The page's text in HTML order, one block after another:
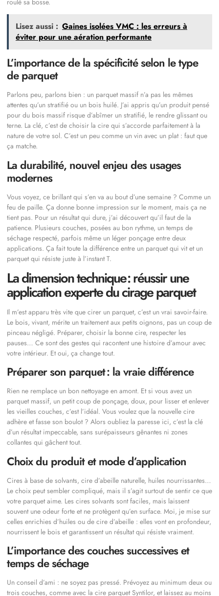
Lisez aussi : Gaines isolées VMC : les erreurs à
éviter pour une aération performante
L’importance de la spécificité selon le type
de parquet
Parlons peu, parlons bien : un parquet massif n’a pas les mêmes
attentes qu’un stratifié ou un bois huilé. J’ai appris qu’un produit pensé
pour du bois massif risque d’abîmer un stratifié, le rendre glissant ou
terne. La clé, c’est de choisir la cire qui s’accorde parfaitement à la
nature de votre sol. C’est un peu comme un vin avec un plat : faut que
ça matche.
La durabilité, nouvel enjeu des usages
modernes
Vous voyez, ce brillant qui s’en va au bout d’une semaine ? Comme un
feu de paille. Ça donne bonne impression sur le moment, mais ça ne
tient pas. Pour un résultat qui dure, j’ai découvert qu’il faut de la
patience. Plusieurs couches, posées au bon rythme, un temps de
séchage respecté, parfois même un léger ponçage entre deux
applications. Ça fait toute la différence entre un parquet qui vit et un
parquet qui résiste juste à l’instant T.
La dimension technique : réussir une
application experte du cirage parquet
Il m’est apparu très vite que cirer un parquet, c’est un vrai savoir-faire.
Le bois, vivant, mérite un traitement aux petits oignons, pas un coup de
pinceau négligé. Préparer, choisir la bonne cire, respecter les
pauses… Ce sont des gestes qui racontent une histoire d’amour avec
votre intérieur. Et oui, ça change tout.
Préparer son parquet : la vraie différence
Rien ne remplace un bon nettoyage en amont. Et si vous avez un
parquet massif, un petit coup de ponçage, doux, pour lisser et enlever
les vieilles couches, c’est l’idéal. Vous voulez que la nouvelle cire
adhère et fasse son boulot ? Alors oubliez la paresse ici, c’est la clé
d’un résultat impeccable, sans surépaisseurs gênantes ni zones
collantes qui gâchent tout.
Choix du produit et mode d’application
Cires à base de solvants, cire d’abeille naturelle, huiles nourrissantes…
Le choix peut sembler compliqué, mais il s’agit surtout de sentir ce que
votre parquet aime. Les cires solvants sont faciles, mais laissent
souvent une odeur forte et ne protègent qu’en surface. Moi, je mise sur
celles enrichies d’huiles ou de cire d’abeille : elles vont en profondeur,
nourrissent le bois et garantissent un résultat qui résiste vraiment.
L’importance des couches successives et
temps de séchage
Un conseil d’ami : ne soyez pas pressé. Prévoyez au minimum deux ou
trois couches, comme avec la cire parquet Syntilor, et laissez au moins